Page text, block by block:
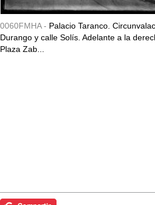
0060FMHA - Palacio Taranco.
Durango y calle Solís. Adelante a la
Plaza Zab...